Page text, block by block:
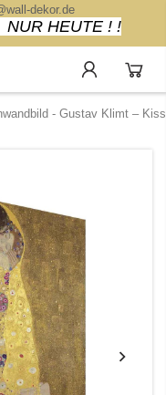
dekor.de
HEUTE ! !
- Gustav Klimt – Kiss